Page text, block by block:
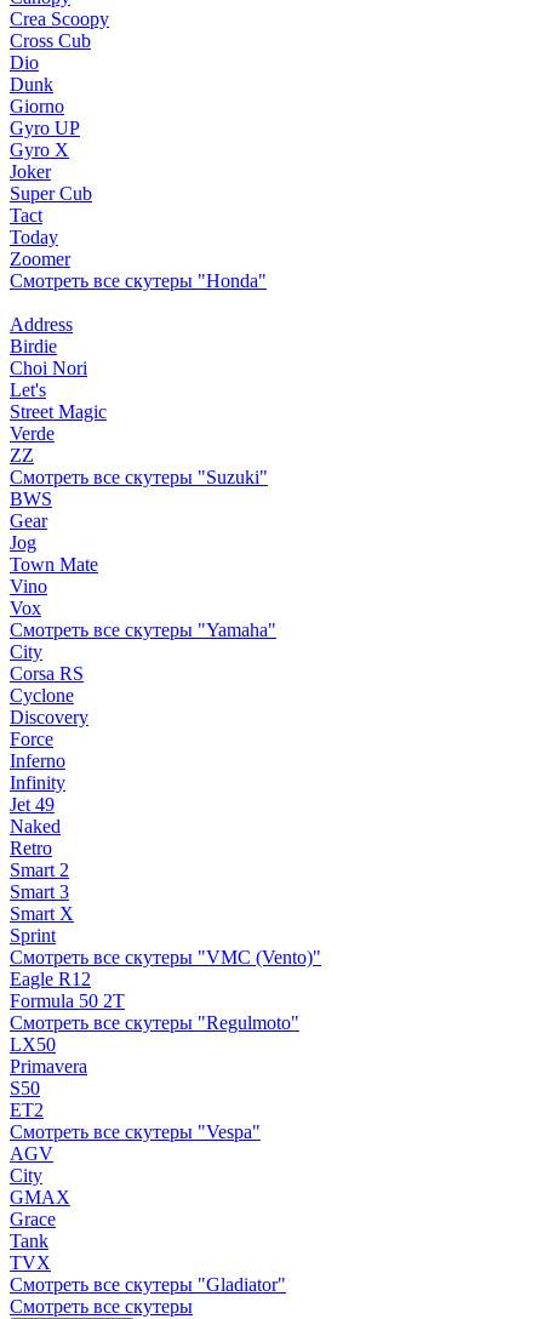
Crea Scoopy
Cross Cub
Dio
Dunk
Giorno
Gyro UP
Gyro X
Joker
Super Cub
Tact
Today
Zoomer
Смотреть все скутеры "Honda"
Address
Birdie
Choi Nori
Let's
Street Magic
Verde
ZZ
Смотреть все скутеры "Suzuki"
BWS
Gear
Jog
Town Mate
Vino
Vox
Смотреть все скутеры "Yamaha"
City
Corsa RS
Cyclone
Discovery
Force
Inferno
Infinity
Jet 49
Naked
Retro
Smart 2
Smart 3
Smart X
Sprint
Смотреть все скутеры "VMC (Vento)"
Eagle R12
Formula 50 2Т
Смотреть все скутеры "Regulmoto"
LX50
Primavera
S50
ET2
Смотреть все скутеры "Vespa"
AGV
City
GMAX
Grace
Tank
TVX
Смотреть все скутеры "Gladiator"
Смотреть все скутеры